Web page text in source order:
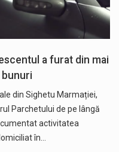
a furat din mai
din Sighetu Marmației,
Parchetului de pe lângă
activitatea
în…